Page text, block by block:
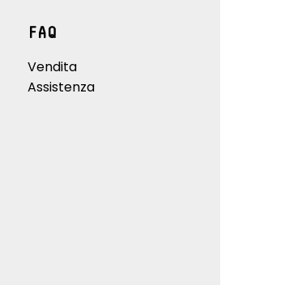
FAQ
Vendita
Assistenza